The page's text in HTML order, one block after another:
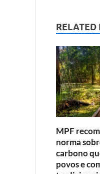
RELATED
MPF
norma
carbono
povos e